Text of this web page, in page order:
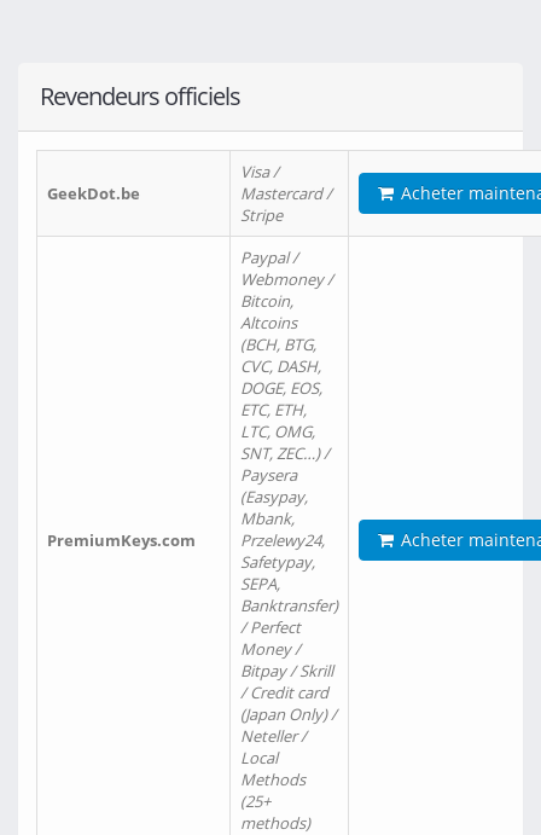
Revendeurs officiels
GeekDot.be
Visa /
Mastercard /
Stripe
Acheter
PremiumKeys.com
Paypal /
Webmoney /
Bitcoin,
Altcoins
(BCH, BTG,
CVC, DASH,
DOGE, EOS,
ETC, ETH,
LTC, OMG,
SNT, ZEC…) /
Paysera
(Easypay,
Mbank,
Przelewy24,
Safetypay,
SEPA,
Banktransfer)
/ Perfect
Money /
Bitpay / Skrill
/ Credit card
(Japan Only) /
Neteller /
Local
Methods
(25+
methods)
Acheter